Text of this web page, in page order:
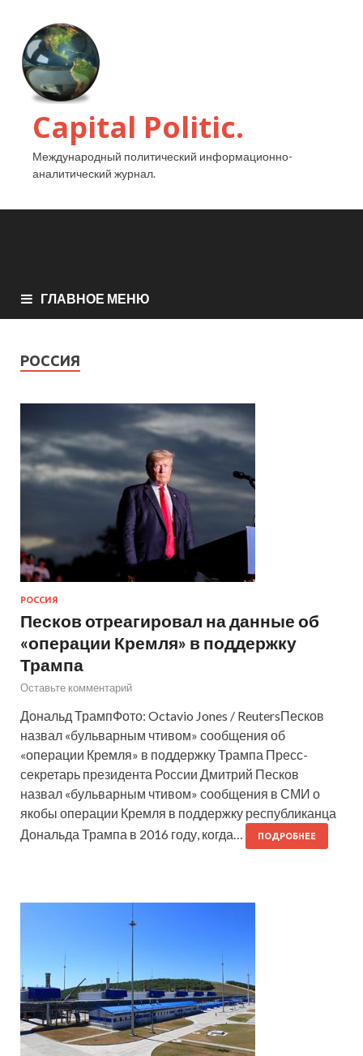
Capital Politic.
Международный политический информационно-
аналитический журнал.
ГЛАВНОЕ МЕНЮ
РОССИЯ
РОССИЯ
Песков отреагировал на данные об
«операции Кремля» в поддержку
Трампа
Оставьте комментарий
Дональд ТрампФото: Octavio Jones / ReutersПесков
назвал «бульварным чтивом» сообщения об
«операции Кремля» в поддержку Трампа Пресс-
секретарь президента России Дмитрий Песков
назвал «бульварным чтивом» сообщения в СМИ о
якобы операции Кремля в поддержку республиканца
Дональда Трампа в 2016 году, когда…
ПОДРОБНЕЕ